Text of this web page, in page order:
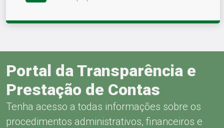
Portal da Transparência e
Prestação de Contas
Tenha acesso a todas informações sobre os
procedimentos administrativos, financeiros e